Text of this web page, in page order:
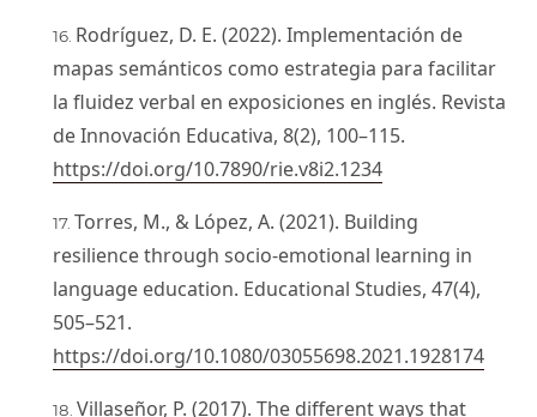
Rodríguez, D. E. (2022). Implementación de
mapas semánticos como estrategia para facilitar
la fluidez verbal en exposiciones en inglés. Revista
de Innovación Educativa, 8(2), 100–115.
https://doi.org/10.7890/rie.v8i2.1234
Torres, M., & López, A. (2021). Building
resilience through socio-emotional learning in
language education. Educational Studies, 47(4),
505–521.
https://doi.org/10.1080/03055698.2021.1928174
Villaseñor, P. (2017). The different ways that